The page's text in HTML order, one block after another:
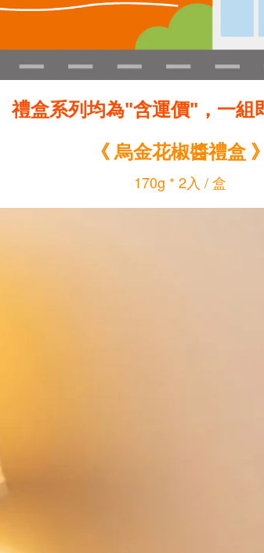
禮盒系列均為"含運價"，一組
《 烏金花椒醬禮盒 》
170g * 2入 / 盒